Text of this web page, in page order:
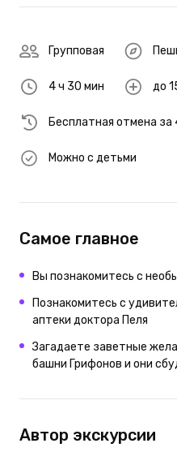
Групповая
4 ч 30 мин до
Бесплатная отмена за
Можно с детьми
Самое главное
Вы познакомитесь с
Познакомитесь с
аптеки доктора Пеля
Загадаете заветные
башни Грифонов и они
Автор экскурсии